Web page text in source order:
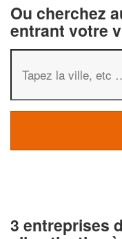
Ou cherchez
entrant votre
3 entreprises